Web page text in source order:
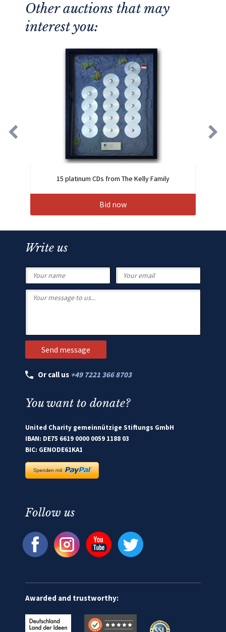
Other auctions that may
interest you:
15 platinum CDs from The Kelly Family
Bid now
Write us
Or call us +49 7221 366 8703
You want to donate?
United Charity gemeinnützige Stiftungs GmbH
IBAN: DE75 6619 0000 0059 1188 03
BIC: GENODE61KA1
Follow us
Awarded and trustworthy: